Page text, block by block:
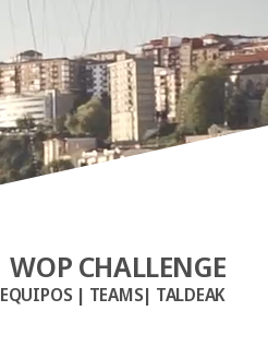
WOP CHALLENGE
EQUIPOS | TEAMS| TALDEAK